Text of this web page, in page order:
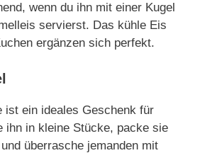
wenn du ihn mit einer Kugel
servierst. Das kühle Eis
ergänzen sich perfekt.
ist ein ideales Geschenk für
ihn in kleine Stücke, packe sie
überrasche jemanden mit